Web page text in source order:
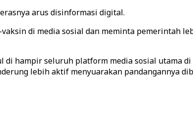
arus disinformasi digital.
di media sosial dan meminta pemerintah
hampir seluruh platform media sosial utama
lebih aktif menyuarakan pandangannya